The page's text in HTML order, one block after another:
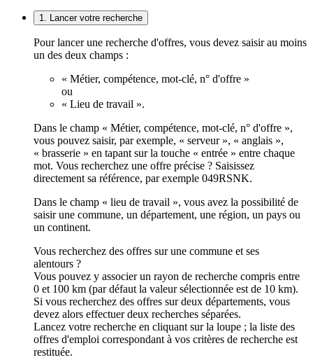
1. Lancer votre recherche
Pour lancer une recherche d'offres, vous devez saisir au moins
un des deux champs :
« Métier, compétence, mot-clé, n° d'offre »
ou
« Lieu de travail ».
Dans le champ « Métier, compétence, mot-clé, n° d'offre »,
vous pouvez saisir, par exemple, « serveur », « anglais »,
« brasserie » en tapant sur la touche « entrée » entre chaque
mot. Vous recherchez une offre précise ? Saisissez
directement sa référence, par exemple 049RSNK.
Dans le champ « lieu de travail », vous avez la possibilité de
saisir une commune, un département, une région, un pays ou
un continent.
Vous recherchez des offres sur une commune et ses
alentours ?
Vous pouvez y associer un rayon de recherche compris entre
0 et 100 km (par défaut la valeur sélectionnée est de 10 km).
Si vous recherchez des offres sur deux départements, vous
devez alors effectuer deux recherches séparées.
Lancez votre recherche en cliquant sur la loupe ; la liste des
offres d'emploi correspondant à vos critères de recherche est
restituée.